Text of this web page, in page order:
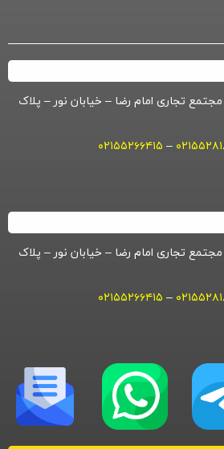
تجاری امام رضا – خیابان نور – پلاک
– ۰۲۱۵۵۲۶۶۴۱۵
تجاری امام رضا – خیابان نور – پلاک
– ۰۲۱۵۵۲۶۶۴۱۵